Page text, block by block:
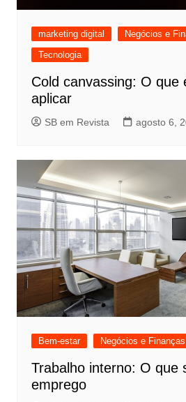
marketing digital
Negócios e
Tecnologia
Cold canvassing: O que
aplicar
SB em Revista agosto 6,
Bem-estar Negócios e Finanças
Trabalho interno: O que
emprego